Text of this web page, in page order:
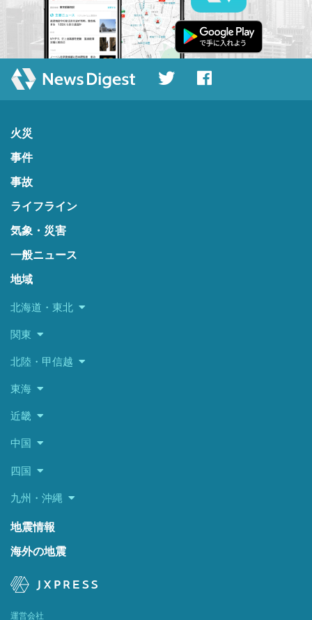
火災
事件
事故
ライフライン
気象・災害
一般ニュース
地域
北海道・東北
関東
北陸・甲信越
東海
近畿
中国
四国
九州・沖縄
地震情報
海外の地震
運営会社